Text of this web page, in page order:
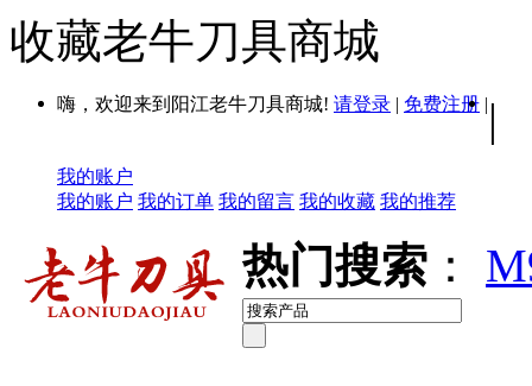
收藏老牛刀具商城
嗨，欢迎来到阳江老牛刀具商城! 请登录 | 免费注册 | |
我的账户
我的账户 我的订单 我的留言 我的收藏 我的推荐
热门搜索 ：